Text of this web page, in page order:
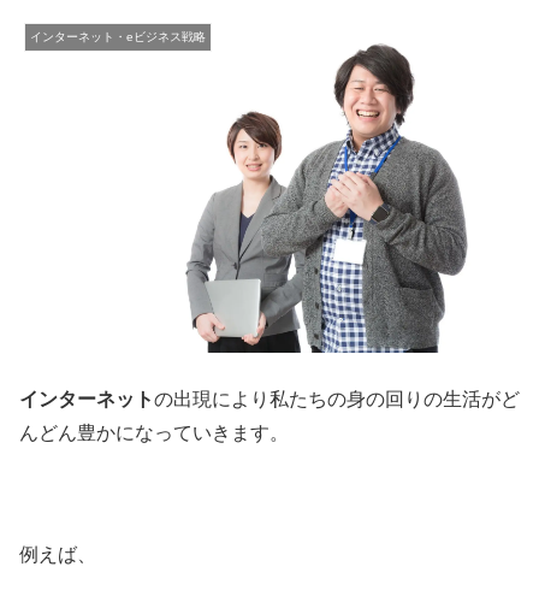
インターネット・eビジネス戦略
インターネットの出現により私たちの身の回りの生活がど
んどん豊かになっていきます。
例えば、